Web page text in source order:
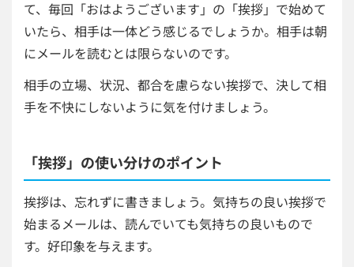
て、毎回「おはようございます」の「挨拶」で始めて
いたら、相手は一体どう感じるでしょうか。相手は朝
にメールを読むとは限らないのです。
相手の立場、状況、都合を慮らない挨拶で、決して相
手を不快にしないように気を付けましょう。
「挨拶」の使い分けのポイント
挨拶は、忘れずに書きましょう。気持ちの良い挨拶で
始まるメールは、読んでいても気持ちの良いもので
す。好印象を与えます。